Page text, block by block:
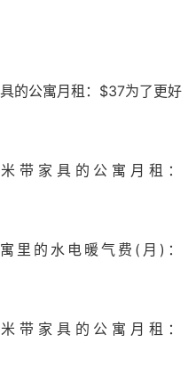
的公寓月租：$37为了更好
带家具的公寓月租：
里的水电暖气费(月)：
带家具的公寓月租：